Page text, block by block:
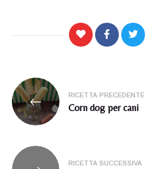
Navigazione
articoli
RICETTA PRECEDENTE
Corn dog per cani
RICETTA SUCCESSIVA